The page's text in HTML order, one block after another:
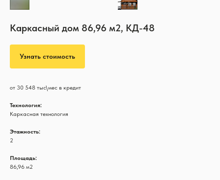
Каркасный дом 86,96 м2, КД-48
Узнать стоимость
от 30 548 тыс\мес в кредит
Технология:
Каркасная технология
Этажность:
2
Площадь:
86,96 м2